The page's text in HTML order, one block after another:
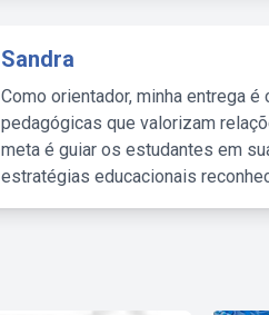
Sandra
Como orientador, minha entrega
pedagógicas que valorizam
meta é guiar os estudantes em
estratégias educacionais